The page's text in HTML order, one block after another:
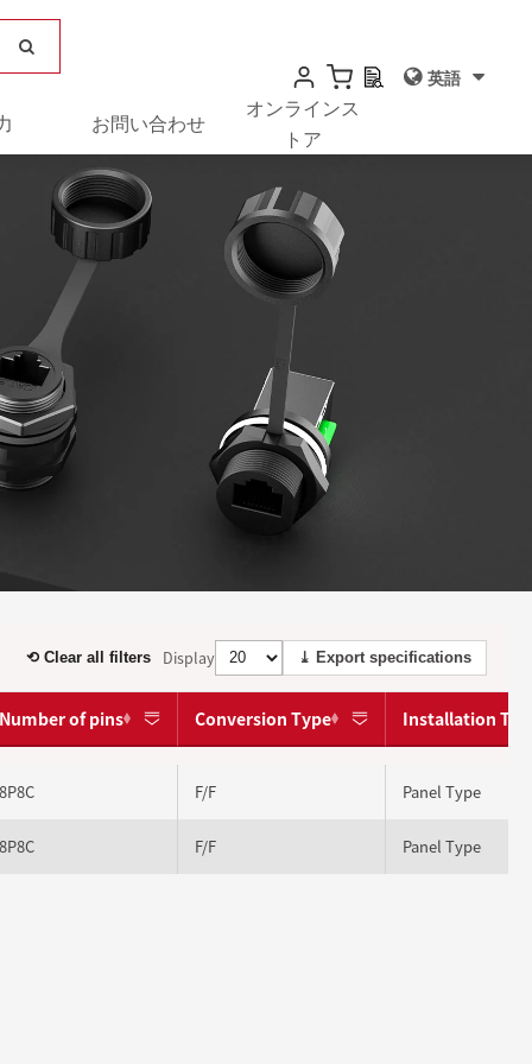
お問い合わせ
オンラインス
トア
英語
⟲ Clear all filters Display ⤓ Export specifications
Number of pins Conversion Type Installation
8P8C F/F Panel Type
8P8C F/F Panel Type